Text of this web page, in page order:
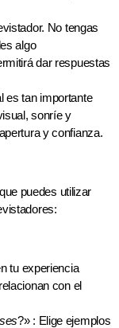
No tengas
algo
dar respuestas
es tan importante
sonríe y
y confianza.
puedes utilizar
tu experiencia
con el
?» : Elige ejemplos